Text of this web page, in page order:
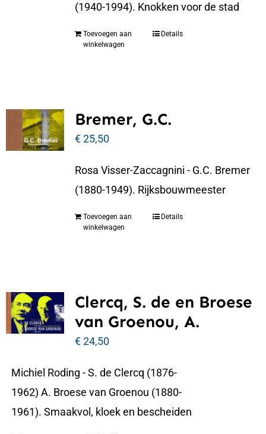
(1940-1994). Knokken voor de stad
Toevoegen aan
winkelwagen
Details
Bremer, G.C.
€25,50
Rosa Visser-Zaccagnini - G.C. Bremer
(1880-1949). Rijksbouwmeester
Toevoegen aan
winkelwagen
Details
Clercq, S. de en Broese
van Groenou, A.
€24,50
Michiel Roding - S. de Clercq (1876-
1962) A. Broese van Groenou (1880-
1961). Smaakvol, kloek en bescheiden